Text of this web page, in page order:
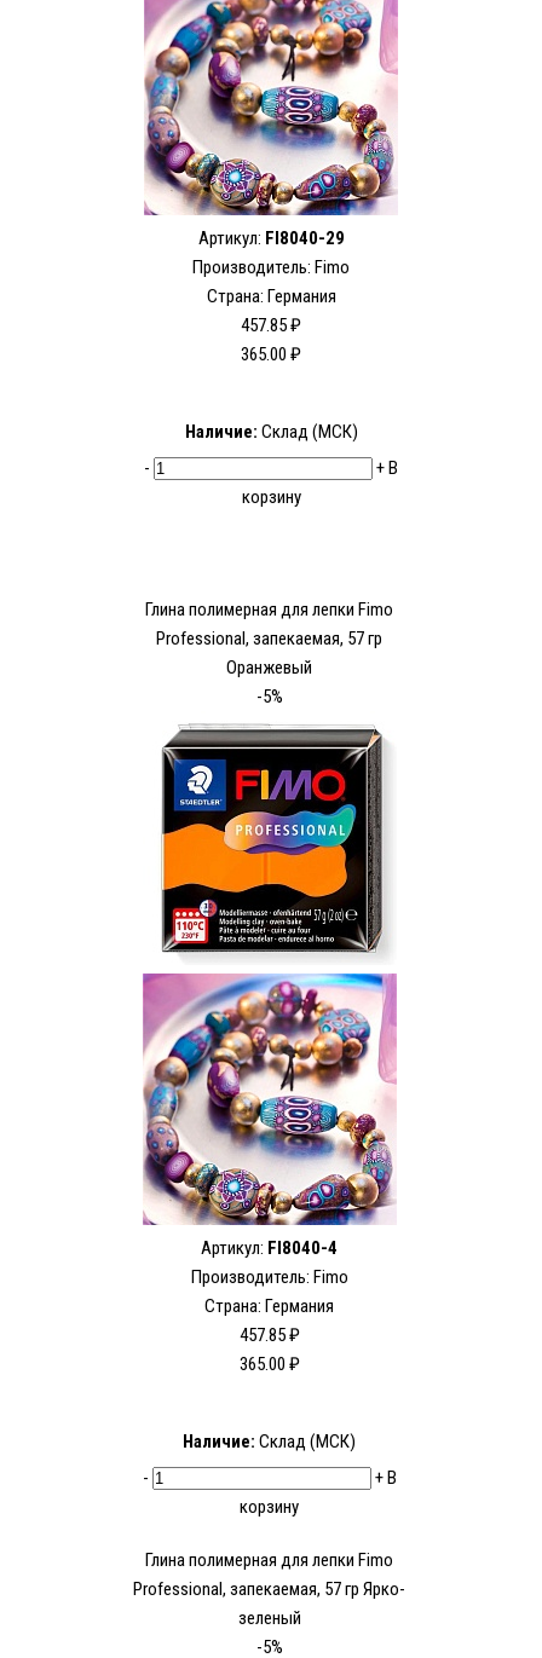
Артикул: FI8040-29
Производитель: Fimo
Страна: Германия
457.85 ₽
365.00 ₽
Наличие: Склад (МСК)
-
+В
корзину
Глина полимерная для лепки Fimo
Рrofessional, запекаемая, 57 гр
Оранжевый
-5%
Артикул: FI8040-4
Производитель: Fimo
Страна: Германия
457.85 ₽
365.00 ₽
Наличие: Склад (МСК)
-
+В
корзину
Глина полимерная для лепки Fimo
Рrofessional, запекаемая, 57 гр Ярко-
зеленый
-5%